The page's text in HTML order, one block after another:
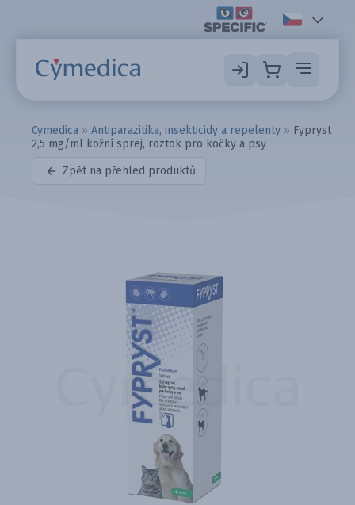
Cymedica » Antiparazitika, insekticidy a repelenty » Fypryst
2,5 mg/ml kožní sprej, roztok pro kočky a psy
Zpět na přehled produktů